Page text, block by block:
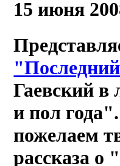
15 июня
Гаевский
и пол
пожелаем
рассказа о